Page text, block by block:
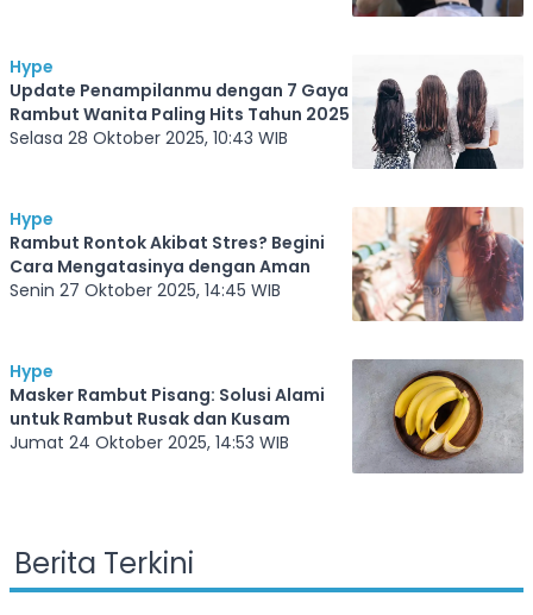
Hype
Update Penampilanmu dengan 7 Gaya
Rambut Wanita Paling Hits Tahun 2025
Selasa 28 Oktober 2025, 10:43 WIB
Hype
Rambut Rontok Akibat Stres? Begini
Cara Mengatasinya dengan Aman
Senin 27 Oktober 2025, 14:45 WIB
Hype
Masker Rambut Pisang: Solusi Alami
untuk Rambut Rusak dan Kusam
Jumat 24 Oktober 2025, 14:53 WIB
Berita Terkini